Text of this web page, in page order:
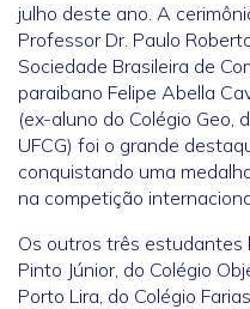
julho deste ano. A
Professor Dr. Paulo
Sociedade Brasileira de
paraibano Felipe Abella
(ex-aluno do Colégio Geo,
UFCG) foi o grande
conquistando uma
na competição
Os outros três estudantes
Pinto Júnior, do Colégio
Porto Lira, do Colégio